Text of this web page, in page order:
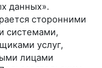
данных».
сторонними
системами,
услуг,
лицами